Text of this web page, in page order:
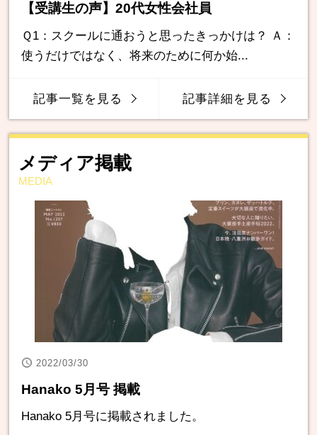
【受講生の声】20代女性会社員
Ｑ1：スクールに通おうと思ったきっかけは？ Ａ：
使うだけではなく、将来のために何か始...
記事一覧を見る 記事詳細を見る
メディア掲載
MEDIA
2022/03/30
Hanako 5月号 掲載
Hanako 5月号に掲載されました。